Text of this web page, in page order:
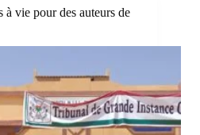
vie pour des auteurs de